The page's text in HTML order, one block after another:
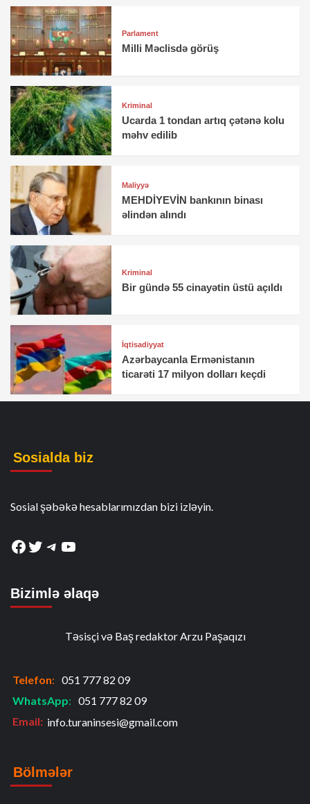
Parlament
Milli Məclisdə görüş
Kriminal
Ucarda 1 tondan artıq çətənə kolu
məhv edilib
Maliyyə
MEHDİYEVİN bankının binası
əlindən alındı
Kriminal
Bir gündə 55 cinayətin üstü açıldı
İqtisadiyyat
Azərbaycanla Ermənistanın
ticarəti 17 milyon dolları keçdi
Sosialda biz
Sosial şəbəkə hesablarımızdan bizi izləyin.
Facebook
Twitter
Telegram
YouTube
Bizimlə əlaqə
Təsisçi və Baş redaktor Arzu Paşaqızı
Telefon: 051 777 82 09
WhatsApp: 051 777 82 09
Email: info.turaninsesi@gmail.com
Bölmələr